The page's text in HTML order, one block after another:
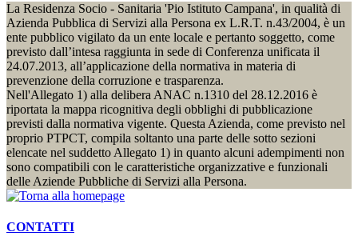
La Residenza Socio - Sanitaria 'Pio Istituto Campana', in qualità di
Azienda Pubblica di Servizi alla Persona ex L.R.T. n.43/2004, è un
ente pubblico vigilato da un ente locale e pertanto soggetto, come
previsto dall’intesa raggiunta in sede di Conferenza unificata il
24.07.2013, all’applicazione della normativa in materia di
prevenzione della corruzione e trasparenza.
Nell'Allegato 1) alla delibera ANAC n.1310 del 28.12.2016 è
riportata la mappa ricognitiva degli obblighi di pubblicazione
previsti dalla normativa vigente. Questa Azienda, come previsto nel
proprio PTPCT, compila soltanto una parte delle sotto sezioni
elencate nel suddetto Allegato 1) in quanto alcuni adempimenti non
sono compatibili con le caratteristiche organizzative e funzionali
delle Aziende Pubbliche di Servizi alla Persona.
CONTATTI